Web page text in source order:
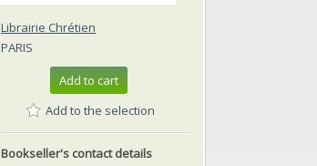
Librairie Chrétien
PARIS
Add to cart
Add to the selection
Bookseller's contact details